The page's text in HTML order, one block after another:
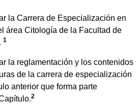
la Carrera de Especialización en
área Citología de la Facultad de
1
la reglamentación y los contenidos
de la carrera de especialización
anterior que forma parte
2